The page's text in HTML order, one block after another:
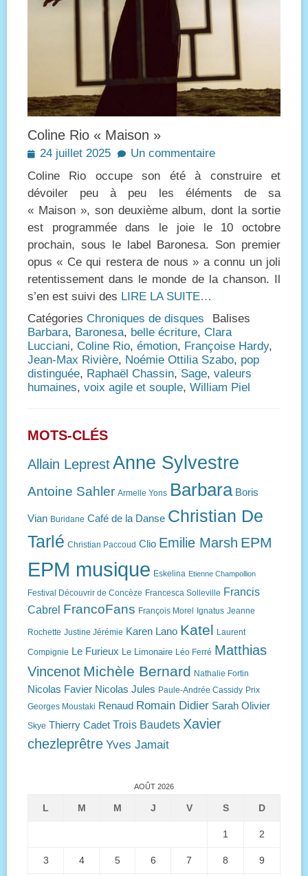
Coline Rio « Maison »
Posted
24 juillet 2025
Un commentaire
Coline Rio occupe son été à construire et
dévoiler peu à peu les éléments de sa
« Maison », son deuxième album, dont la sortie
est programmée dans le joie le 10 octobre
prochain, sous le label Baronesa. Son premier
opus « Ce qui restera de nous » a connu un joli
retentissement dans le monde de la chanson. Il
s’en est suivi des LIRE LA SUITE…
Catégories Chroniques de disques
Balises
Barbara, Baronesa, belle écriture, Clara
Lucciani, Coline Rio, émotion, Françoise Hardy,
Jean-Max Rivière, Noémie Ottilia Szabo, pop
distinguée, Raphaël Chassin, Sage, valeurs
humaines, voix agile et souple, William Piel
MOTS-CLÉS
Allain LeprestAnne Sylvestre
Antoine Sahler Armelle Yons Barbara Boris
Vian Buridane Café de la Danse Christian De
Tarlé Christian Paccoud Clio Emilie Marsh EPM
EPM musique Eskelina Etienne Champollion
Festival Découvrir de Concèze Francesca Solleville Francis
Cabrel FrancoFans François Morel Ignatus Jeanne
Rochette Justine Jérémie Karen Lano Katel Laurent
Compignie Le Furieux Le Limonaire Léo Ferré Matthias
Vincenot Michèle Bernard Nathalie Fortin
Nicolas Favier Nicolas Jules Paule-Andrée Cassidy Prix
Georges Moustaki Renaud Romain Didier Sarah Olivier
Skye Thierry Cadet Trois Baudets Xavier
chezleprêtre Yves Jamait
AOÛT 2026
L M M J V S D
1 2
3 4 5 6 7 8 9